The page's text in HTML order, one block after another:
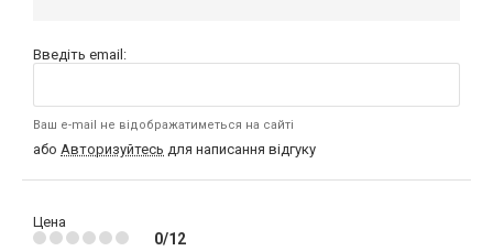
Введіть email:
Ваш e-mail не відображатиметься на сайті
або Авторизуйтесь для написання відгуку
Цена
0/12